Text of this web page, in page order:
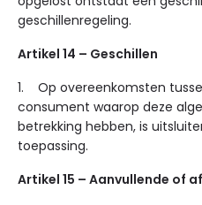
geschillenregeling.
Artikel 14 – Geschillen
1. Op overeenkomsten
consument waarop deze
betrekking hebben, is
toepassing.
Artikel 15 – Aanvullende of